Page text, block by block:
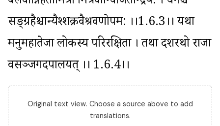
सङ्ग्रहैश्चान्यैश्शक्रवैश्रवणोपम: ।।1.6.3।। यथा
मनुर्महातेजा लोकस्य परिरक्षिता । तथा दशरथो राजा
वसञ्जगदपालयत् ।। 1.6.4।।
Original text view. Choose a source above to add
translations.